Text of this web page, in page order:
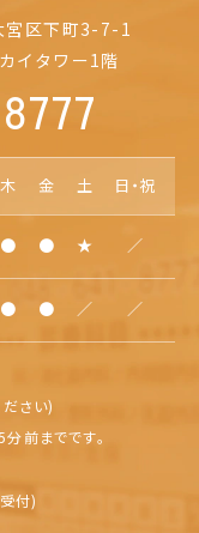
宮区下町3-7-1
イタワー1階
木 金 土 日・祝
● ● ★ ／
● ● ／ ／
ださい)
前までです。
付)